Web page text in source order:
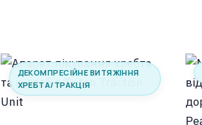
ДЕКОМПРЕСІЙНЕ ВИТЯЖІННЯ
ХРЕБТА/ТРАКЦІЯ